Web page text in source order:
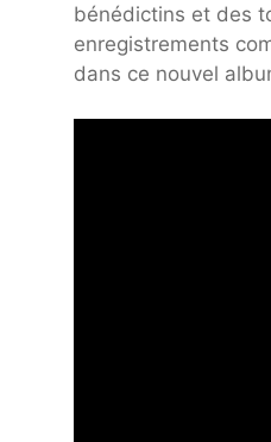
bénédictins et des
enregistrements
dans ce nouvel